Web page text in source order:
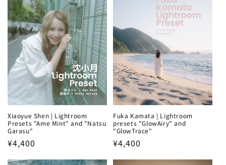
Xiaoyue Shen | Lightroom
Presets "Ame Mint" and "Natsu
Garasu"
Regular
¥4,400
Fuka Kamata | Lightroom
presets "GlowAiry" and
"GlowTrace"
Regular
¥4,400